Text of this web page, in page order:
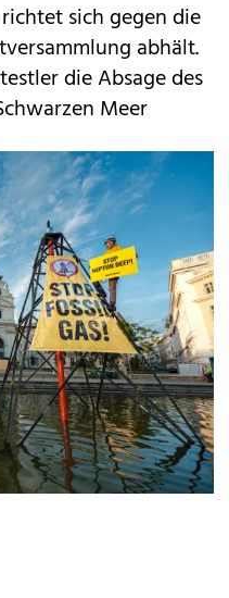
sich gegen die
abhält.
die Absage des
Meer